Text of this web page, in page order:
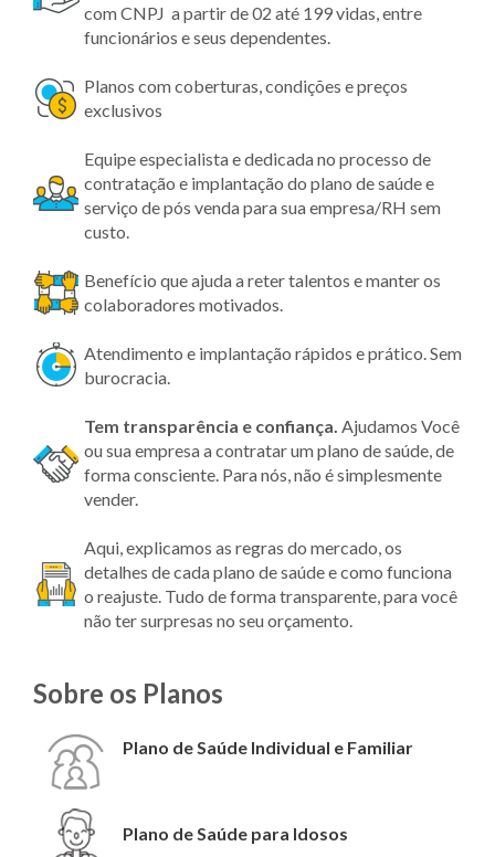
com CNPJ a partir de 02 até 199 vidas, entre
funcionários e seus dependentes.
Planos com coberturas, condições e preços
exclusivos
Equipe especialista e dedicada no processo de
contratação e implantação do plano de saúde e
serviço de pós venda para sua empresa/RH sem
custo.
Benefício que ajuda a reter talentos e manter os
colaboradores motivados.
Atendimento e implantação rápidos e prático. Sem
burocracia.
Tem transparência e confiança. Ajudamos Você
ou sua empresa a contratar um plano de saúde, de
forma consciente. Para nós, não é simplesmente
vender.
Aqui, explicamos as regras do mercado, os
detalhes de cada plano de saúde e como funciona
o reajuste. Tudo de forma transparente, para você
não ter surpresas no seu orçamento.
Sobre os Planos
Plano de Saúde Individual e Familiar
Plano de Saúde para Idosos